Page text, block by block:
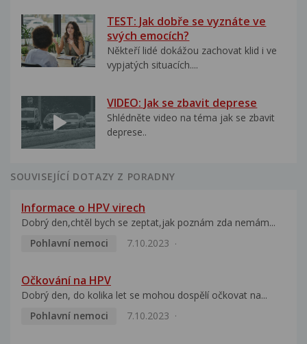
TEST: Jak dobře se vyznáte ve
svých emocích?
Někteří lidé dokážou zachovat klid i ve
vypjatých situacích....
VIDEO: Jak se zbavit deprese
Shlédněte video na téma jak se zbavit
deprese..
SOUVISEJÍCÍ DOTAZY Z PORADNY
Informace o HPV virech
Dobrý den,chtěl bych se zeptat,jak poznám zda nemám...
Pohlavní nemoci
7.10.2023
Očkování na HPV
Dobrý den, do kolika let se mohou dospělí očkovat na...
Pohlavní nemoci
7.10.2023